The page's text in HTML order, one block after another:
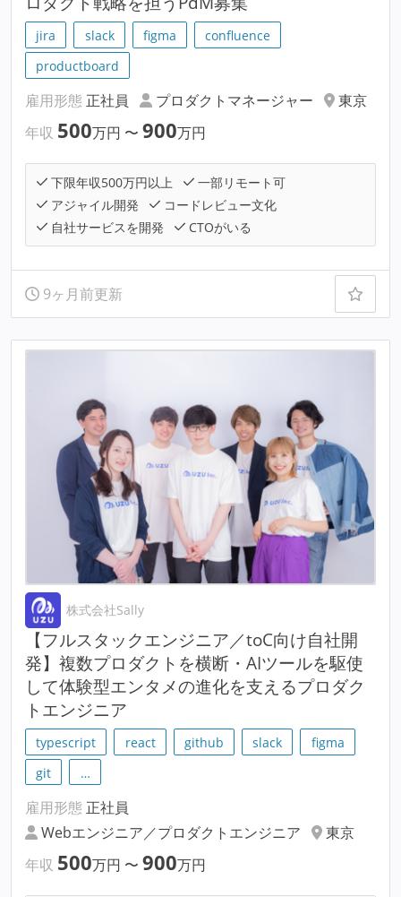
jira slack figma
confluence
productboard
雇用形態 正社員 プロダクトマネージャー
東京
年収 500万円 〜 900万円
下限年収500万円以上
一部リモート可
アジャイル開発
コードレビュー文化
自社サービスを開発
CTOがいる
9ヶ月前更新
株式会社Sally
【フルスタックエンジニア／toC向け自社開
発】複数プロダクトを横断・AIツールを駆使
して体験型エンタメの進化を支えるプロダク
トエンジニア
typescript react github slack
figma
git
…
雇用形態 正社員
Webエンジニア／プロダクトエンジニア
東京
年収 500万円 〜 900万円